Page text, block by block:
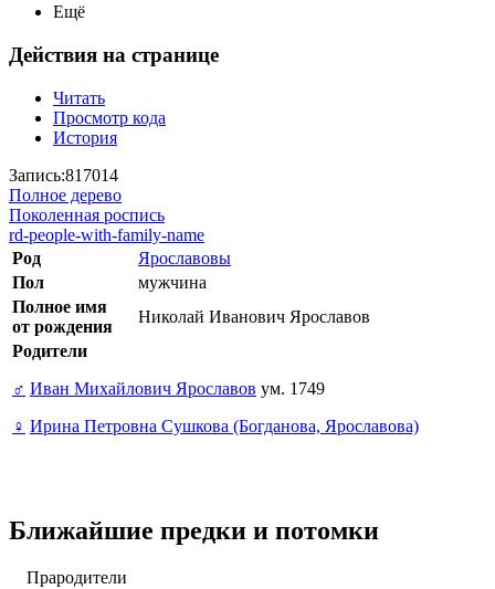
Ещё
Действия на странице
Читать
Просмотр кода
История
Запись:817014
Полное дерево
Поколенная роспись
rd-people-with-family-name
Род
Ярославовы
Пол
мужчина
Полное имя
от рождения
Николай Иванович Ярославов
Родители
♂ Иван Михайлович Ярославов ум. 1749
♀ Ирина Петровна Сушкова (Богданова, Ярославова)
Ближайшие предки и потомки
Прародители